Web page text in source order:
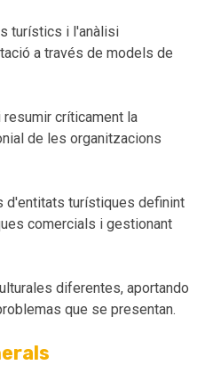
turístics i l'anàlisi
a través de models de
resumir críticament la
de les organitzacions
d'entitats turístiques definint
comercials i gestionant
diferentes, aportando
que se presentan.